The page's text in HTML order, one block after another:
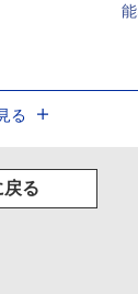
る
戻る